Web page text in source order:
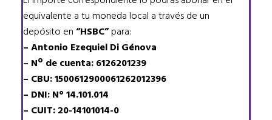
equivalente a tu moneda local a través de un
depósito en“HSBC”para:
– Antonio Ezequiel Di Génova
– Nº de cuenta: 6126201239
– CBU: 1500612900061262012396
– DNI: N° 14.101.014
– CUIT: 20-14101014-0